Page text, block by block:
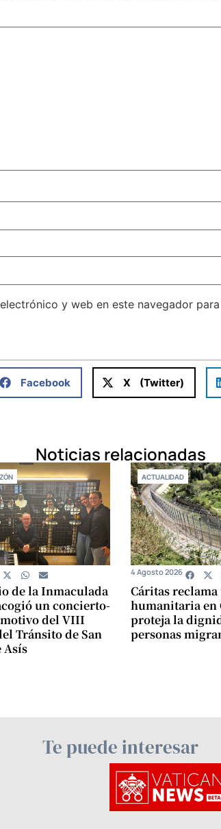
y web en este navegador
Facebook X (Twitter)
Noticias relacionadas
de la Inmaculada
un concierto-
del VIII
Tránsito de San
Asís
ACTUALIDAD
Cáritas
humanitaria en
proteja la
personas
4 Agosto 2026
Te puede interesar